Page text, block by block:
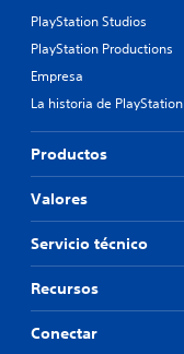
PlayStation Studios
PlayStation Productions
Empresa
La historia de PlayStation
Productos
Valores
Servicio técnico
Recursos
Conectar